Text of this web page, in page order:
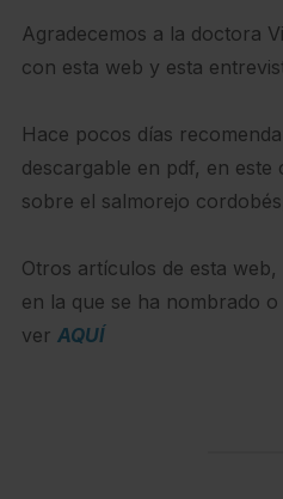
Agradecemos a la doctora
con esta web y esta
Hace pocos días
descargable en pdf, en
sobre el salmorejo
Otros artículos de esta
en la que se ha nombrado
ver AQUÍ